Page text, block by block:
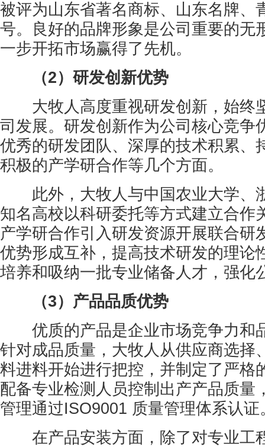
被评为山东省著名商标、山东名牌、
号。良好的品牌形象是公司重要的无
一步开拓市场赢得了先机。
（2）研发创新优势
大牧人高度重视研发创新，始终
司发展。研发创新作为公司核心竞争
优秀的研发团队、深厚的技术积累、
积极的产学研合作等几个方面。
此外，大牧人与中国农业大学、
知名高校以科研委托等方式建立合作
产学研合作引入研发资源开展联合研
优势形成互补，提高技术研发的理论
培养和吸纳一批专业储备人才，强化
（3）产品品质优势
优质的产品是企业市场竞争力和
针对成品质量，大牧人从供应商选择
料进料开始进行把控，并制定了严格
配备专业检测人员控制出产产品质量
管理通过ISO9001 质量管理体系认证
在产品安装方面，除了对专业工